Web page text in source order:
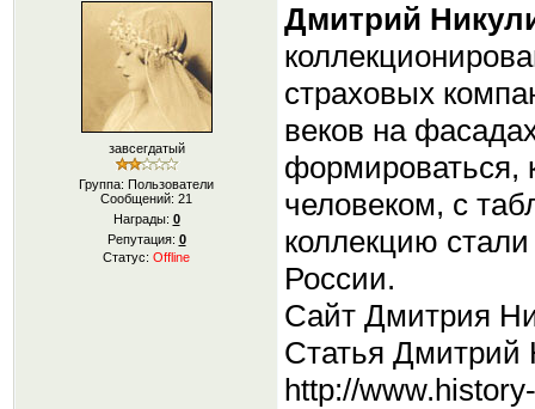
завсегдатый
Группа: Пользователи
Сообщений: 21
Награды: 0
Репутация: 0
Статус: Offline
Дмитрий
страховых
веков на
человеком, с
коллекцию стали
России.
Сайт Дмитрия
Статья Дмитрий
http://